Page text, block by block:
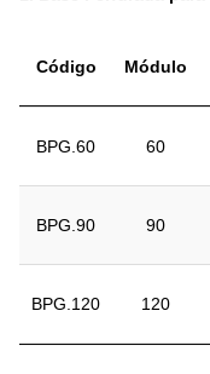
Código Módulo
BPG.60 60
BPG.90 90
BPG.120 120